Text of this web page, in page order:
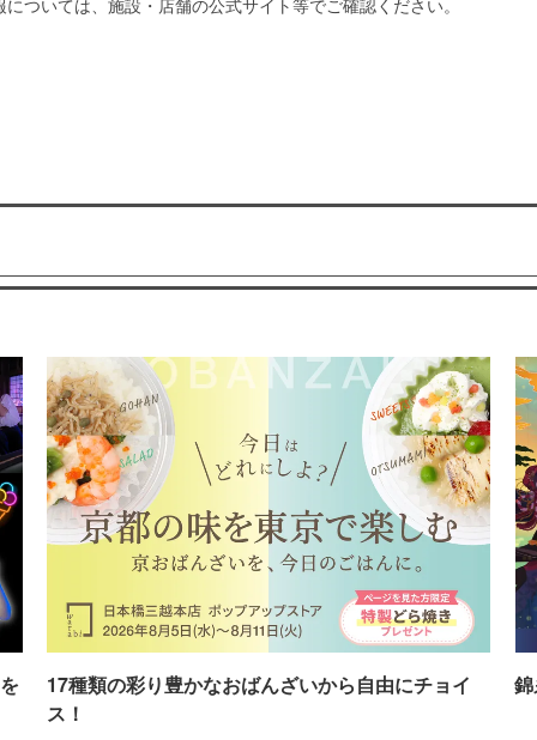
ついては、施設・店舗の公式サイト等でご確認ください。
17種類の彩り豊かなおばんざいから自由にチョイ
ス！